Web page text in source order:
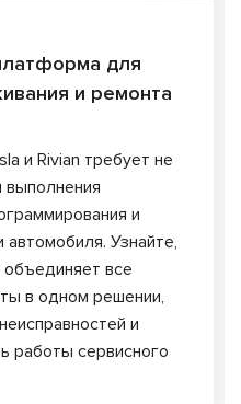
для
и ремонта
и Rivian требует не
выполнения
и
Узнайте,
объединяет все
в одном решении,
и
работы сервисного